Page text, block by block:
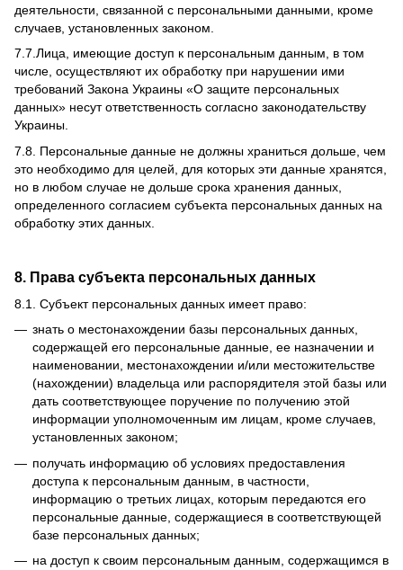
деятельности, связанной с персональными данными, кроме
случаев, установленных законом.
7.7.Лица, имеющие доступ к персональным данным, в том
числе, осуществляют их обработку при нарушении ими
требований Закона Украины «О защите персональных
данных» несут ответственность согласно законодательству
Украины.
7.8. Персональные данные не должны храниться дольше, чем
это необходимо для целей, для которых эти данные хранятся,
но в любом случае не дольше срока хранения данных,
определенного согласием субъекта персональных данных на
обработку этих данных.
8. Права субъекта персональных данных
8.1. Субъект персональных данных имеет право:
знать о местонахождении базы персональных данных,
содержащей его персональные данные, ее назначении и
наименовании, местонахождении и/или местожительстве
(нахождении) владельца или распорядителя этой базы или
дать соответствующее поручение по получению этой
информации уполномоченным им лицам, кроме случаев,
установленных законом;
получать информацию об условиях предоставления
доступа к персональным данным, в частности,
информацию о третьих лицах, которым передаются его
персональные данные, содержащиеся в соответствующей
базе персональных данных;
на доступ к своим персональным данным, содержащимся в